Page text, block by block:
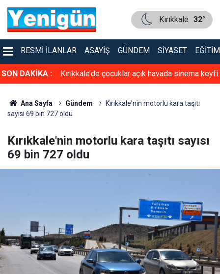
Kırıkkale 32°
RESMI İLANLAR ASAYIŞ GÜNDEM SIYASET EĞITIM
SON DAKİKA :
altında ölü Kırıkkale’de çocuklar açık havada sinema keyfi
Ana Sayfa Gündem
Kırıkkale'nin motorlu kara taşıtı
sayısı 69 bin 727 oldu
Kırıkkale'nin motorlu kara taşıtı sayısı
69 bin 727 oldu